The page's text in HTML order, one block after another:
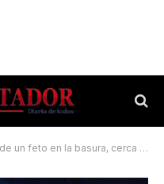
basura, cerca de una iglesia y la comisaría